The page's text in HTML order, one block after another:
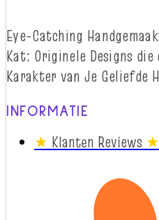
Eye-Catching
Kat: Originele Designs die
Karakter van Je Geliefde
INFORMATIE
★ Klanten Reviews ★